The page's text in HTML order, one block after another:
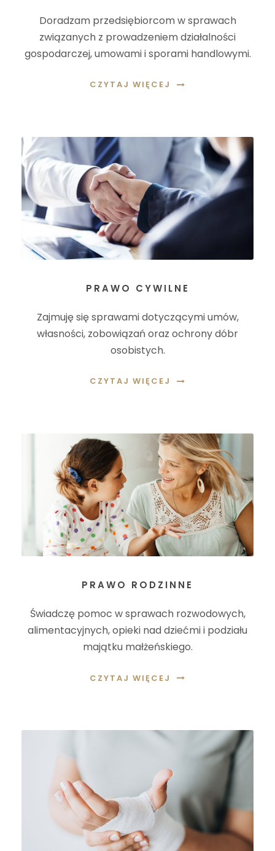
Doradzam przedsiębiorcom w sprawach
związanych z prowadzeniem działalności
gospodarczej, umowami i sporami handlowymi.
CZYTAJ WIĘCEJ
PRAWO CYWILNE
Zajmuję się sprawami dotyczącymi umów,
własności, zobowiązań oraz ochrony dóbr
osobistych.
CZYTAJ WIĘCEJ
PRAWO RODZINNE
Świadczę pomoc w sprawach rozwodowych,
alimentacyjnych, opieki nad dziećmi i podziału
majątku małżeńskiego.
CZYTAJ WIĘCEJ